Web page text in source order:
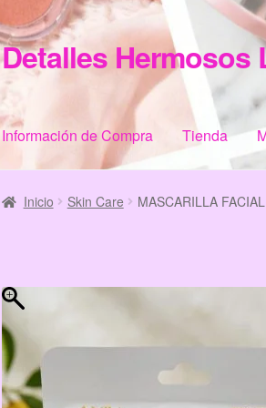
Ir
a
la
navegación
Ir
al
contenido
Detalles Hermosos
Información de Compra Tienda
InicioCategories CheckoutHome
Inicio Skin Care MASCARILLA